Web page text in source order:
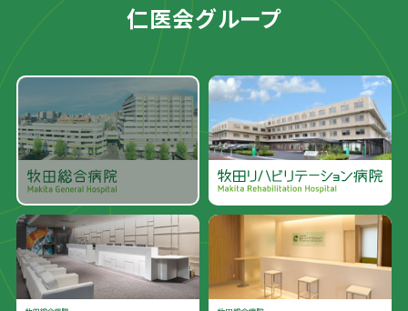
仁医会グループ